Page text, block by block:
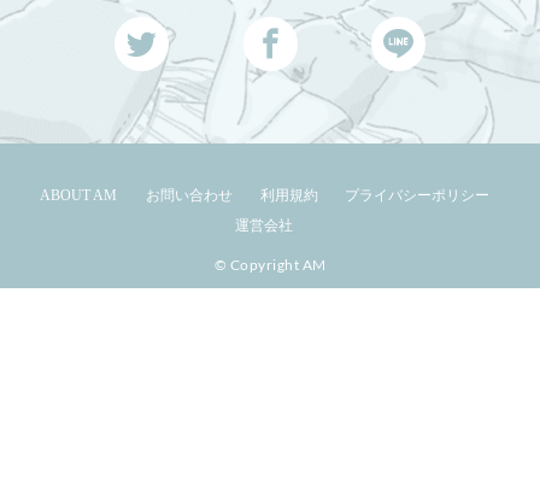
ABOUT AM お問い合わせ 利用規約
プライバシーポリシー
運営会社
© Copyright AM